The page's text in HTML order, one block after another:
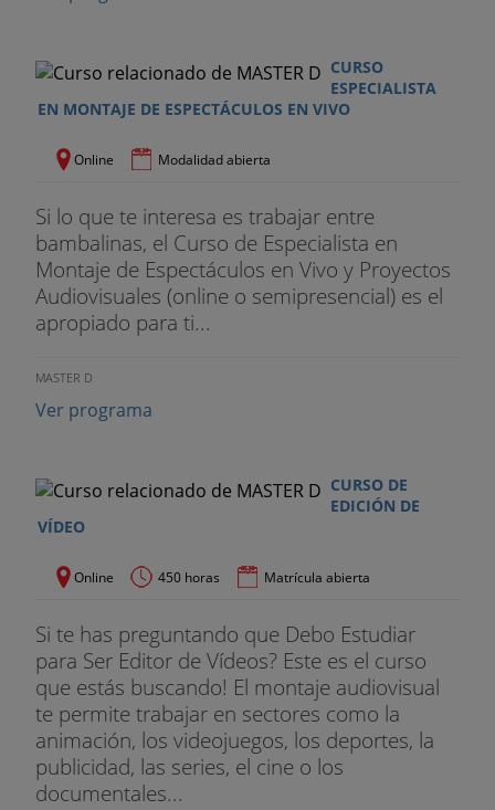
CURSO
ESPECIALISTA
EN MONTAJE DE ESPECTÁCULOS EN VIVO
Online Modalidad abierta
Si lo que te interesa es trabajar entre
bambalinas, el Curso de Especialista en
Montaje de Espectáculos en Vivo y Proyectos
Audiovisuales (online o semipresencial) es el
apropiado para ti...
MASTER D
Ver programa
CURSO DE
EDICIÓN DE
VÍDEO
Online 450 horas Matrícula abierta
Si te has preguntando que Debo Estudiar
para Ser Editor de Vídeos? Este es el curso
que estás buscando! El montaje audiovisual
te permite trabajar en sectores como la
animación, los videojuegos, los deportes, la
publicidad, las series, el cine o los
documentales...